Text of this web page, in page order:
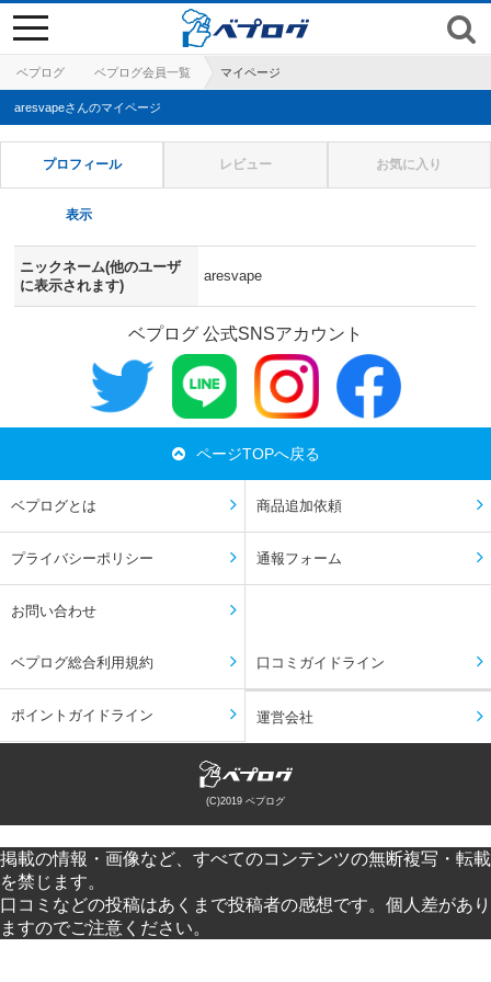
ベプログ ベプログ会員一覧 マイページ
toggle
navigation
aresvapeさんのマイページ
プロフィール レビュー お気に入り
表示
ニックネーム(他のユーザ
に表示されます)
aresvape
ベプログ 公式SNSアカウント
ページTOPへ戻る
ベプログとは 商品追加依頼
プライバシーポリシー 通報フォーム
お問い合わせ
ベプログ総合利用規約 口コミガイドライン
ポイントガイドライン 運営会社
(C)2019 ベプログ
掲載の情報・画像など、すべてのコンテンツの無断複写・転載
を禁じます。
口コミなどの投稿はあくまで投稿者の感想です。個人差があり
ますのでご注意ください。